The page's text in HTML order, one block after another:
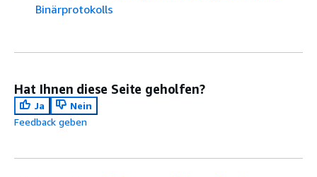
Binärprotokolls
Hat Ihnen diese Seite geholfen?
Ja
Nein
Feedback geben